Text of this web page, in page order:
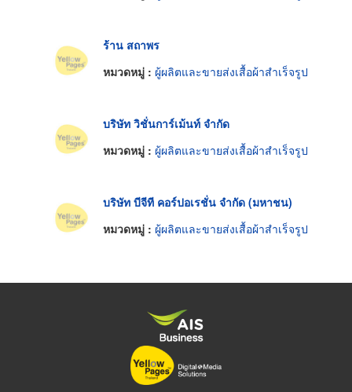
ร้าน สถาพร
หมวดหมู่ : ผู้ผลิตและขายส่งเสื้อผ้าสำเร็จรูป
บริษัท วิชั่นการ์เม้นท์ จำกัด
หมวดหมู่ : ผู้ผลิตและขายส่งเสื้อผ้าสำเร็จรูป
บริษัท บีจีที คอร์ปอเรชั่น จำกัด (มหาชน)
หมวดหมู่ : ผู้ผลิตและขายส่งเสื้อผ้าสำเร็จรูป